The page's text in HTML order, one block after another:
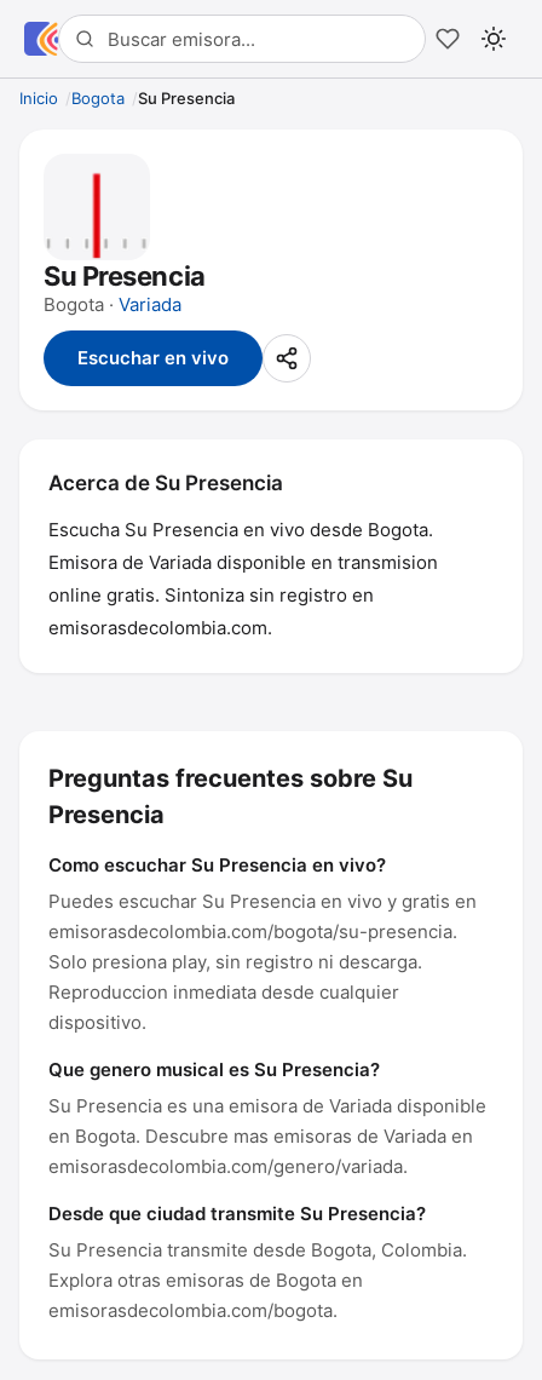
Inicio Bogota Su Presencia
Su Presencia
Bogota · Variada
Escuchar en vivo
Acerca de Su Presencia
Escucha Su Presencia en vivo desde Bogota.
Emisora de Variada disponible en transmision
online gratis. Sintoniza sin registro en
emisorasdecolombia.com.
Preguntas frecuentes sobre Su
Presencia
Como escuchar Su Presencia en vivo?
Puedes escuchar Su Presencia en vivo y gratis en
emisorasdecolombia.com/bogota/su-presencia.
Solo presiona play, sin registro ni descarga.
Reproduccion inmediata desde cualquier
dispositivo.
Que genero musical es Su Presencia?
Su Presencia es una emisora de Variada disponible
en Bogota. Descubre mas emisoras de Variada en
emisorasdecolombia.com/genero/variada.
Desde que ciudad transmite Su Presencia?
Su Presencia transmite desde Bogota, Colombia.
Explora otras emisoras de Bogota en
emisorasdecolombia.com/bogota.